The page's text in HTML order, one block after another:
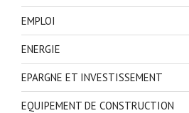
EMPLOI
ENERGIE
EPARGNE ET INVESTISSEMENT
EQUIPEMENT DE CONSTRUCTION